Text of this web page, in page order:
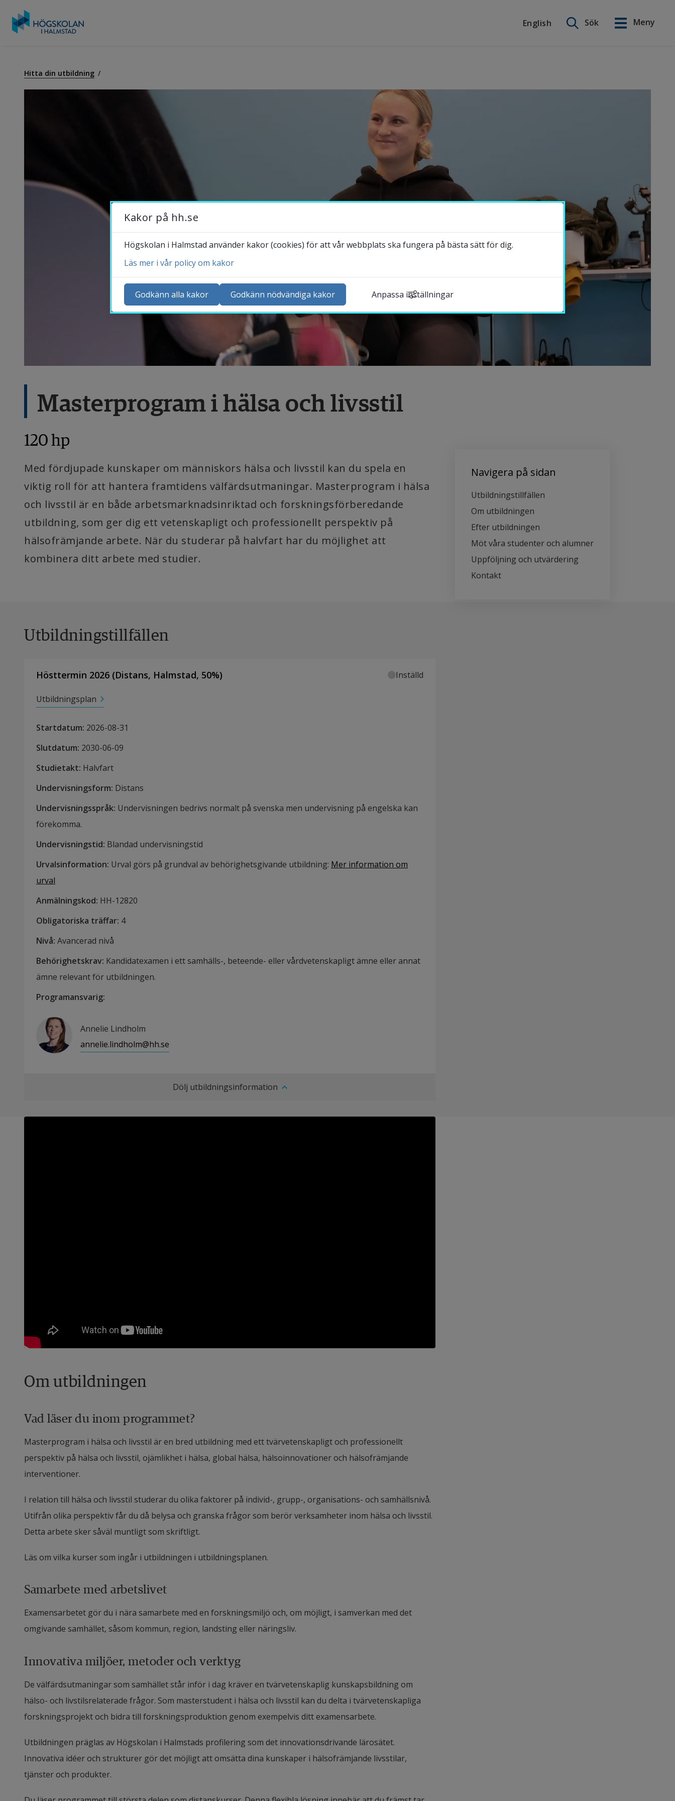
innehåll
English
Sök
Meny
Hitta din utbildning
Masterprogram i hälsa och livsstil
120 hp
Med fördjupade kunskaper om människors hälsa och livsstil kan du spela en
viktig roll för att hantera framtidens välfärdsutmaningar. Masterprogram i hälsa
och livsstil är en både arbetsmarknadsinriktad och forskningsförberedande
utbildning, som ger dig ett vetenskapligt och professionellt perspektiv på
hälsofrämjande arbete. När du studerar på halvfart har du möjlighet att
kombinera ditt arbete med studier.
Navigera på sidan
Utbildningstillfällen
Om utbildningen
Efter utbildningen
Möt våra studenter och alumner
Uppföljning och utvärdering
Kontakt
Utbildningstillfällen
Hösttermin 2026 (Distans, Halmstad, 50%) Inställd
Utbildningsplan
Startdatum: 2026-08-31
Slutdatum: 2030-06-09
Studietakt: Halvfart
Undervisningsform: Distans
Undervisningsspråk: Undervisningen bedrivs normalt på svenska men undervisning på engelska kan
förekomma.
Undervisningstid: Blandad undervisningstid
Urvalsinformation: Urval görs på grundval av behörighetsgivande utbildning: Mer information om
urval
Anmälningskod: HH-12820
Obligatoriska träffar: 4
Nivå: Avancerad nivå
Behörighetskrav: Kandidatexamen i ett samhälls-, beteende- eller vårdvetenskapligt ämne eller annat
ämne relevant för utbildningen.
Programansvarig:
Annelie Lindholm
annelie.lindholm@hh.se
Dölj utbildningsinformation
Om utbildningen
Vad läser du inom programmet?
Masterprogram i hälsa och livsstil är en bred utbildning med ett tvärvetenskapligt och professionellt
perspektiv på hälsa och livsstil, ojämlikhet i hälsa, global hälsa, hälsoinnovationer och hälsofrämjande
interventioner.
I relation till hälsa och livsstil studerar du olika faktorer på individ-, grupp-, organisations- och samhällsnivå.
Utifrån olika perspektiv får du då belysa och granska frågor som berör verksamheter inom hälsa och livsstil.
Detta arbete sker såväl muntligt som skriftligt.
Läs om vilka kurser som ingår i utbildningen i utbildningsplanen.
Samarbete med arbetslivet
Examensarbetet gör du i nära samarbete med en forskningsmiljö och, om möjligt, i samverkan med det
omgivande samhället, såsom kommun, region, landsting eller näringsliv.
Innovativa miljöer, metoder och verktyg
De välfärdsutmaningar som samhället står inför i dag kräver en tvärvetenskaplig kunskapsbildning om
hälso- och livstilsrelaterade frågor. Som masterstudent i hälsa och livsstil kan du delta i tvärvetenskapliga
forskningsprojekt och bidra till forskningsproduktion genom exempelvis ditt examensarbete.
Utbildningen präglas av Högskolan i Halmstads profilering som det innovationsdrivande lärosätet.
Innovativa idéer och strukturer gör det möjligt att omsätta dina kunskaper i hälsofrämjande livsstilar,
tjänster och produkter.
English
Om Högskolan
Kontakta och besök oss
Nyheter
Kalender
Sök personal
Studentwebb
Medarbetarwebb Insidan
Länk till annan webbplats.
Kakor på hh.se
Högskolan i Halmstad använder kakor (cookies) för att vår webbplats ska fungera på bästa sätt för dig.
Läs mer i vår policy om kakor
Godkänn alla kakor Godkänn nödvändiga kakor Anpassa inställningar